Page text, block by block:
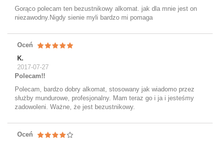
Gorąco polecam ten bezustnikowy alkomat. jak dla mnie jest on
niezawodny.Nigdy sienie myli bardzo mi pomaga
Oceń
K.
2017-07-27
Polecam!!
Polecam, bardzo dobry alkomat, stosowany jak wiadomo przez
służby mundurowe, profesjonalny. Mam teraz go i ja i jesteśmy
zadowoleni. Ważne, że jest bezustnikowy.
Oceń